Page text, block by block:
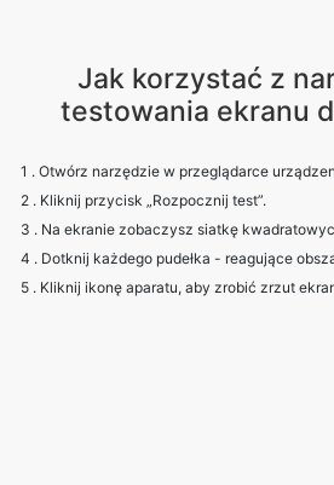
Jak korzystać z
testowania ekranu
1 . Otwórz narzędzie w przeglądarce
2 . Kliknij przycisk „Rozpocznij test”.
3 . Na ekranie zobaczysz siatkę
4 . Dotknij każdego pudełka - reagujące
5 . Kliknij ikonę aparatu, aby zrobić zrzut